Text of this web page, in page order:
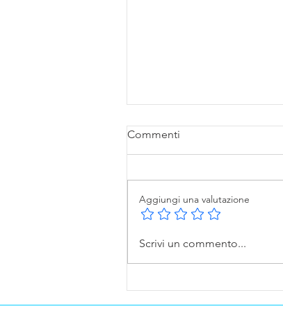
Piazza Affari ai Massimi dal
Commenti
Aggiungi una valutazione
Scrivi un commento...